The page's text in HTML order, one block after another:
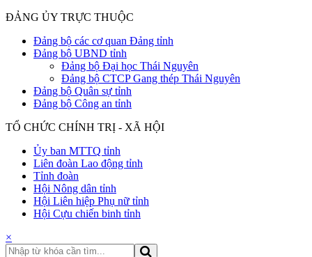
ĐẢNG ỦY TRỰC THUỘC
Đảng bộ các cơ quan Đảng tỉnh
Đảng bộ UBND tỉnh
Đảng bộ Đại học Thái Nguyên
Đảng bộ CTCP Gang thép Thái Nguyên
Đảng bộ Quân sự tỉnh
Đảng bộ Công an tỉnh
TỔ CHỨC CHÍNH TRỊ - XÃ HỘI
Ủy ban MTTQ tỉnh
Liên đoàn Lao động tỉnh
Tỉnh đoàn
Hội Nông dân tỉnh
Hội Liên hiệp Phụ nữ tỉnh
Hội Cựu chiến binh tỉnh
×